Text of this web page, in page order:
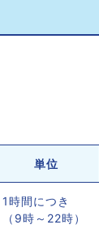
単位
1時間につき
（9時～22時）